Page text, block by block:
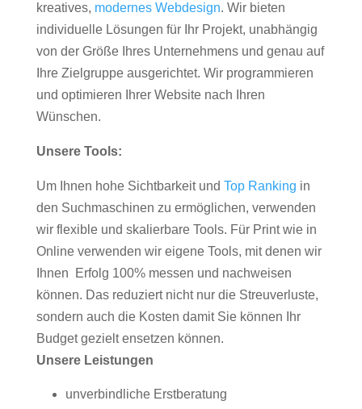
kreatives, modernes Webdesign. Wir bieten
individuelle Lösungen für Ihr Projekt, unabhängig
von der Größe Ihres Unternehmens und genau auf
Ihre Zielgruppe ausgerichtet. Wir programmieren
und optimieren Ihrer Website nach Ihren
Wünschen.
Unsere Tools:
Um Ihnen hohe Sichtbarkeit und Top Ranking in
den Suchmaschinen zu ermöglichen, verwenden
wir flexible und skalierbare Tools. Für Print wie in
Online verwenden wir eigene Tools, mit denen wir
Ihnen Erfolg 100% messen und nachweisen
können. Das reduziert nicht nur die Streuverluste,
sondern auch die Kosten damit Sie können Ihr
Budget gezielt ensetzen können.
Unsere Leistungen
unverbindliche Erstberatung